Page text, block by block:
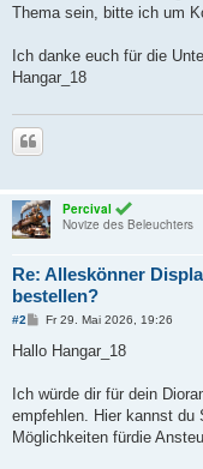
Thema sein, bitte ich um
Ich danke euch für die
Hangar_18
Percival
Novize des Beleuchters
Re: Alleskönner
bestellen?
#2
B
i
a
Fr 29. Mai 2026, 19:26
Hallo Hangar_18
Ich würde dir für dein
empfehlen. Hier kannst du
Möglichkeiten fürdie